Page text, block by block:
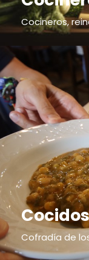
Cocineros,
Cofradía de